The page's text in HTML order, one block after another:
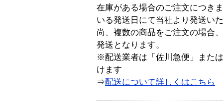
在庫がある場合のご注文につき
いる発送日にて当社より発送い
尚、複数の商品をご注文の場合
発送となります。
※配送業者は「佐川急便」また
けます
⇒配送について詳しくはこちら